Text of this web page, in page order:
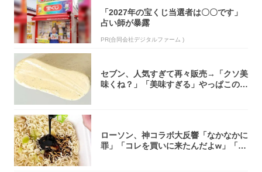
「2027年の宝くじ当選者は〇〇です」
占い師が暴露
PR(合同会社デジタルファーム )
セブン、人気すぎて再々販売→「クソ美
味くね？」「美味すぎる」やっぱこのク
ローソン、神コラボ大反響「なかなかに
罪」「コレを買いに来たんだよw」「３